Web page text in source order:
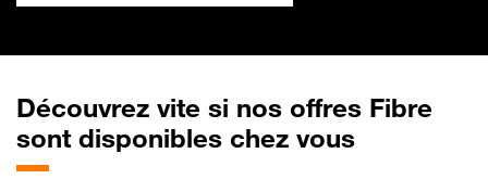
Découvrez vite si nos offres Fibre
sont disponibles chez vous